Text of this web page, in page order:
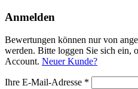
Anmelden
Bewertungen können nur von
werden. Bitte loggen Sie sich ein,
Account. Neuer Kunde?
Ihre E-Mail-Adresse *